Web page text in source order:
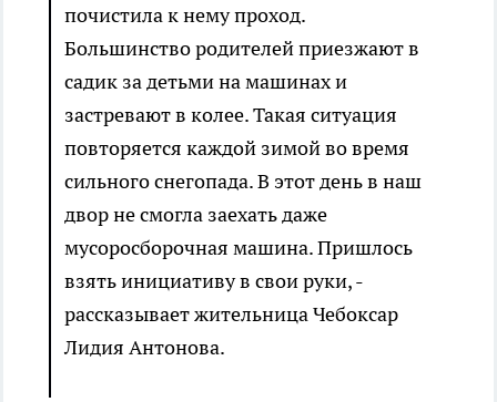
почистила к нему проход.
Большинство родителей приезжают в
садик за детьми на машинах и
застревают в колее. Такая ситуация
повторяется каждой зимой во время
сильного снегопада. В этот день в наш
двор не смогла заехать даже
мусоросборочная машина. Пришлось
взять инициативу в свои руки, -
рассказывает жительница Чебоксар
Лидия Антонова.